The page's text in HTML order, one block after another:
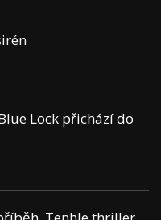
Lock přichází do